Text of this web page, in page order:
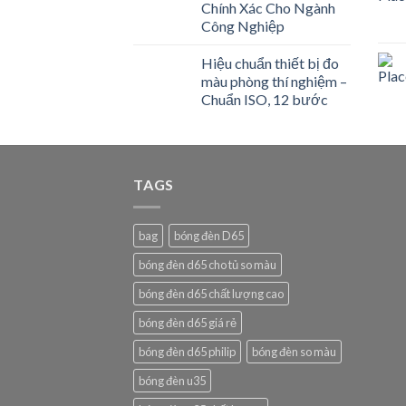
Chính Xác Cho Ngành
Công Nghiệp
Hiệu chuẩn thiết bị đo
màu phòng thí nghiệm –
Chuẩn ISO, 12 bước
TAGS
bag
bóng đèn D65
bóng đèn d65 cho tủ so màu
bóng đèn d65 chất lượng cao
bóng đèn d65 giá rẻ
bóng đèn d65 philip
bóng đèn so màu
bóng đèn u35